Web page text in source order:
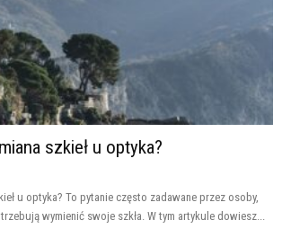
szkieł u optyka?
u optyka? To pytanie często zadawane przez osoby,
wymienić swoje szkła. W tym artykule dowiesz...